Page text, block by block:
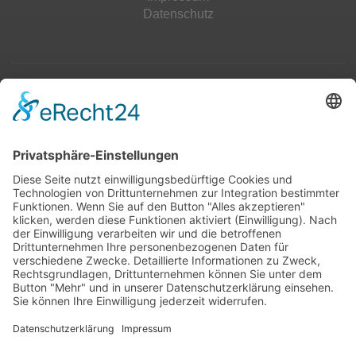
Datenschutz
Jahrescharts
Top 100
Hot 50
Top Neueinsteiger
Highscores